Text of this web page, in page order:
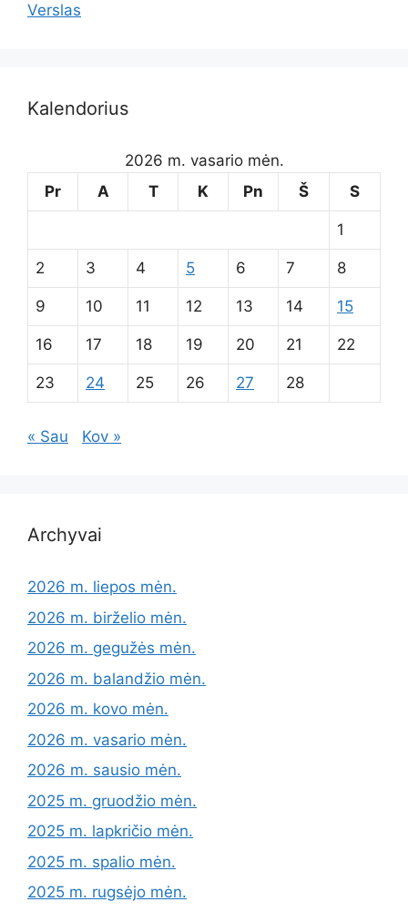
Verslas
Kalendorius
2026 m. vasario mėn.
Pr
A T K Pn Š S
1
2 3 4 5 6 7 8
9 10 11 12 13 14 15
16 17 18 19 20 21 22
23 24 25 26 27 28
« Sau Kov »
Archyvai
2026 m. liepos mėn.
2026 m. birželio mėn.
2026 m. gegužės mėn.
2026 m. balandžio mėn.
2026 m. kovo mėn.
2026 m. vasario mėn.
2026 m. sausio mėn.
2025 m. gruodžio mėn.
2025 m. lapkričio mėn.
2025 m. spalio mėn.
2025 m. rugsėjo mėn.